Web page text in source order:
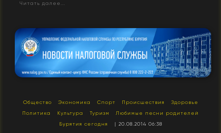
Читать далее...
Общество Экономика Спорт Происшествия
Здоровье
Политика
Культура Туризм
Любимые песни родителей
Бурятия сегодня
| 20.08.2014 06:38